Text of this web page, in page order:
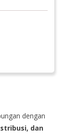
dengan
dan